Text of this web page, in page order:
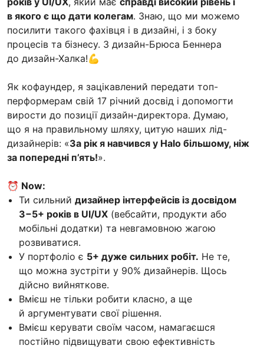
в якого є що дати колегам. Знаю, що ми можемо
посилити такого фахівця і в дизайні, і з боку
процесів та бізнесу. З дизайн-Брюса Беннера
до дизайн-Халка!💪
Як кофаундер, я зацікавлений передати топ-
перформерам свій 17 річний досвід і допомогти
вирости до позиції дизайн-директора. Думаю,
що я на правильному шляху, цитую наших лід-
дизайнерів: «За рік я навчився у Halo більшому, ніж
за попередні п’ять!».
⏰ Now:
Ти сильний дизайнер інтерфейсів із досвідом
3−5+ років в UI/UX (вебсайти, продукти або
мобільні додатки) та невгамовною жагою
розвиватися.
У портфоліо є 5+ дуже сильних робіт. Не те,
що можна зустріти у 90% дизайнерів. Щось
дійсно вийняткове.
Вмієш не тільки робити класно, а ще
й аргументувати свої рішення.
Вмієш керувати своїм часом, намагаєшся
постійно підвищувати свою ефективність